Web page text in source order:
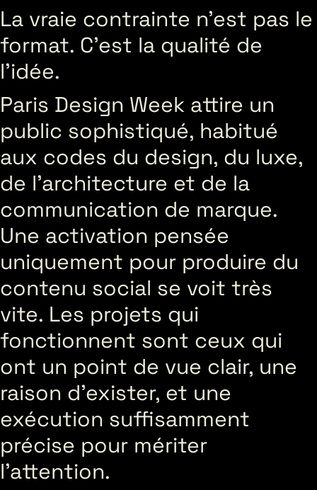
La vraie contrainte n’est pas le
format. C’est la qualité de
l’idée.
Paris Design Week attire un
public sophistiqué, habitué
aux codes du design, du luxe,
de l’architecture et de la
communication de marque.
Une activation pensée
uniquement pour produire du
contenu social se voit très
vite. Les projets qui
fonctionnent sont ceux qui
ont un point de vue clair, une
raison d’exister, et une
exécution suffisamment
précise pour mériter
l’attention.